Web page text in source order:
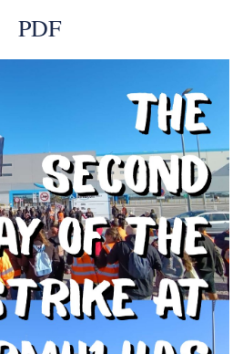
PDF